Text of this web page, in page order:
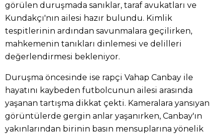
görülen duruşmada sanıklar, taraf avukatları ve
Kundakçı'nın ailesi hazır bulundu. Kimlik
tespitlerinin ardından savunmalara geçilirken,
mahkemenin tanıkları dinlemesi ve delilleri
değerlendirmesi bekleniyor.
Duruşma öncesinde ise rapçi Vahap Canbay ile
hayatını kaybeden futbolcunun ailesi arasında
yaşanan tartışma dikkat çekti. Kameralara yansıyan
görüntülerde gergin anlar yaşanırken, Canbay'ın
yakınlarından birinin basın mensuplarına yönelik